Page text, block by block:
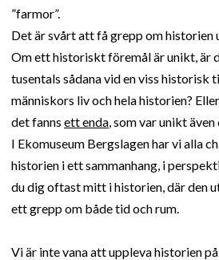
”farmor”.
Det är svårt att få grepp om historien
Om ett historiskt föremål är unikt, är
tusentals sådana vid en viss historisk
människors liv och hela historien?
det fanns ett enda , som var unikt även
I Ekomuseum Bergslagen har vi alla
historien i ett sammanhang, i
du dig oftast mitt i historien, där den
ett grepp om både tid och rum.
Vi är inte vana att uppleva historien